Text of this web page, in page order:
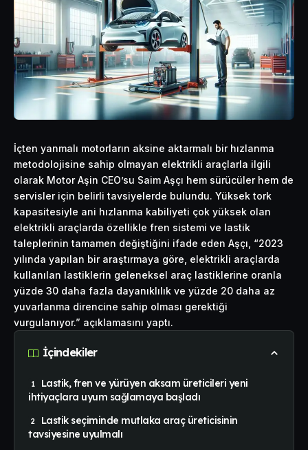
İçten yanmalı motorların aksine aktarmalı bir hızlanma
metodolojisine sahip olmayan elektrikli araçlarla ilgili
olarak Motor Aşin CEO’su Saim Aşçı hem sürücüler hem de
servisler için belirli tavsiyelerde bulundu. Yüksek tork
kapasitesiyle ani hızlanma kabiliyeti çok yüksek olan
elektrikli araçlarda özellikle fren sistemi ve lastik
taleplerinin tamamen değiştiğini ifade eden Aşçı, “2023
yılında yapılan bir araştırmaya göre, elektrikli araçlarda
kullanılan lastiklerin geleneksel araç lastiklerine oranla
yüzde 30 daha fazla dayanıklılık ve yüzde 20 daha az
yuvarlanma direncine sahip olması gerektiği
vurgulanıyor.” açıklamasını yaptı.
İçindekiler
Lastik, fren ve yürüyen aksam üreticileri yeni
ihtiyaçlara uyum sağlamaya başladı
Lastik seçiminde mutlaka araç üreticisinin
tavsiyesine uyulmalı